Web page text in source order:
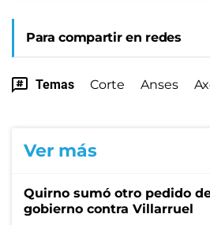
Para compartir en redes
Temas Corte Anses
Ver más
Quirno sumó otro pedido
gobierno contra Villarruel